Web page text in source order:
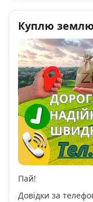
Куплю
Пай!
Довідки за